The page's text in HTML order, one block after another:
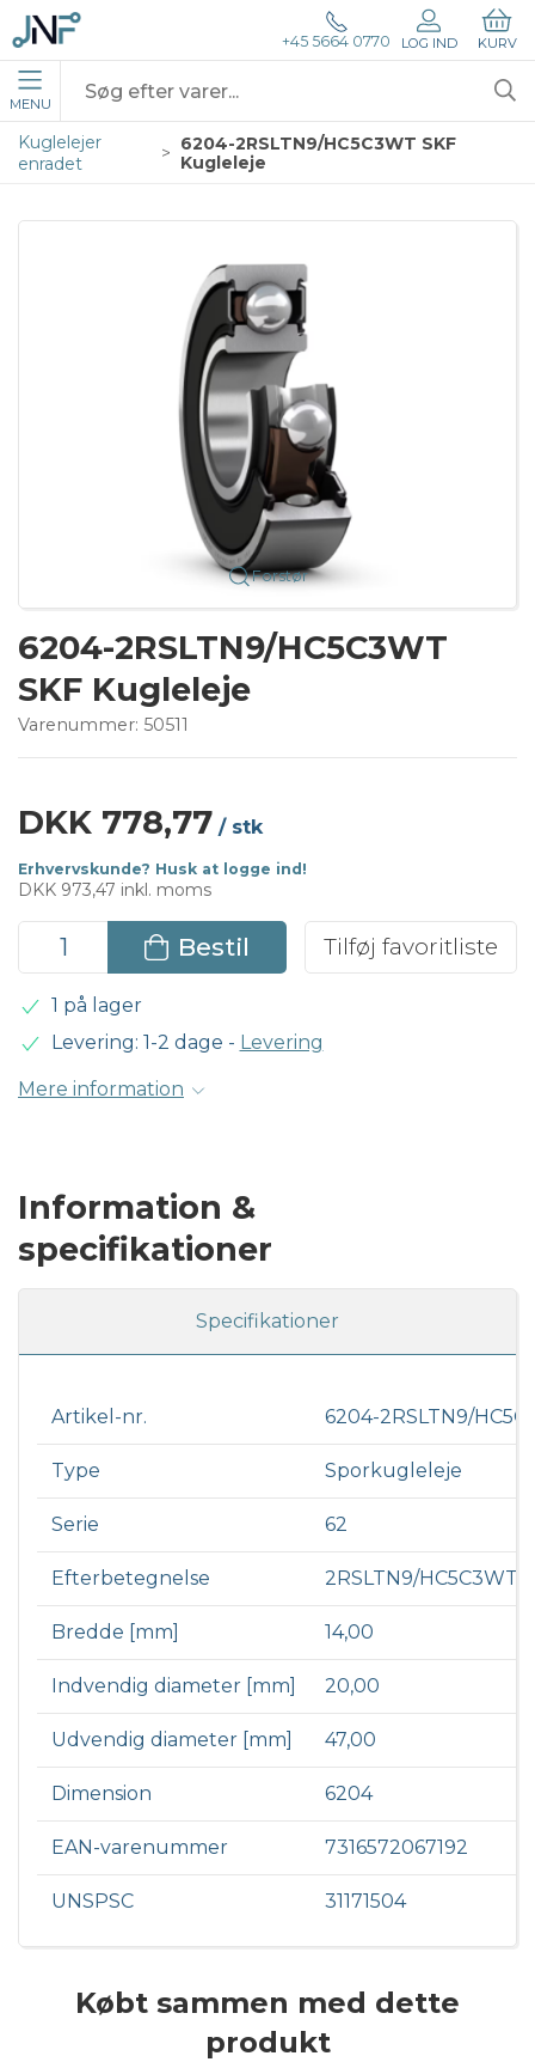
+45 5664 0770 LOG IND KURV
MENU
Kuglelejer
enradet
6204-2RSLTN9/HC5C3WT SKF
Kugleleje
Forstør
6204-2RSLTN9/HC5C3WT
SKF Kugleleje
Varenummer: 50511
DKK 778,77 / stk
Erhvervskunde? Husk at logge ind!
DKK 973,47 inkl. moms
Bestil Tilføj favoritliste
1 på lager
Levering: 1-2 dage - Levering
Mere information
Information &
specifikationer
Specifikationer
Artikel-nr. 6204-2RSLTN9/
Type Sporkugleleje
Serie 62
Efterbetegnelse 2RSLTN9/HC5C3WT
Bredde [mm] 14,00
Indvendig diameter [mm] 20,00
Udvendig diameter [mm] 47,00
Dimension 6204
EAN-varenummer 7316572067192
UNSPSC 31171504
Købt sammen med dette
produkt